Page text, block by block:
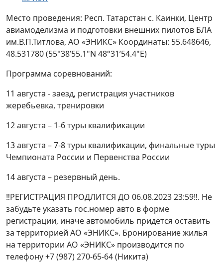
Место проведения: Респ. Татарстан с. Каинки, Центр
авиамоделизма и подготовки внешних пилотов БЛА
им.В.П.Титлова, АО «ЭНИКС» Координаты: 55.648646,
48.531780 (55°38’55.1"N 48°31’54.4"E)
Программа соревнований:
11 августа - заезд, регистрация участников
жеребьевка, тренировки
12 августа – 1-6 туры квалификации
13 августа – 7-8 туры квалификации, финальные туры
Чемпионата России и Первенства России
14 августа – резервный день.
‼РЕГИСТРАЦИЯ ПРОДЛИТСЯ ДО 06.08.2023 23:59‼. Не
забудьте указать гос.номер авто в форме
регистрации, иначе автомобиль придется оставить
за территорией АО «ЭНИКС». Бронирование жилья
на территории АО «ЭНИКС» производится по
телефону +7 (987) 270-65-64 (Никита)